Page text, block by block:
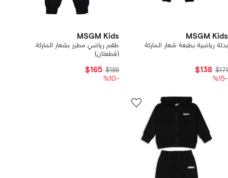
MSGM Kids
بدلة رياضية بطبعة شعار الماركة
$171
$138
-%15
MSGM Kids
طقم رياضي مطرز بشعار الماركة
(قطعتان)
$188
$165
-%10